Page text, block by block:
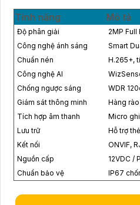
Tính năng Mô tả
Độ phân giải
2MP Full
Công nghệ ánh sáng
Smart
Chuẩn nén
H.265+,
Công nghệ AI
Chống ngược sáng
WDR
Giám sát thông minh
Hàng
Tích hợp âm thanh
Micro
Lưu trữ
Hỗ trợ
Kết nối
ONVIF,
Nguồn cấp
12VDC /
Chuẩn bảo vệ
IP67